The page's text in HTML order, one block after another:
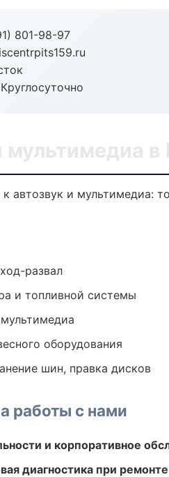
801-98-97
Круглосуточно
мультимедиа в
автозвук и мультимедиа:
развал
и топливной системы
оборудования
шин, правка дисков
работы с нами
и корпоративное
диагностика при ремонте